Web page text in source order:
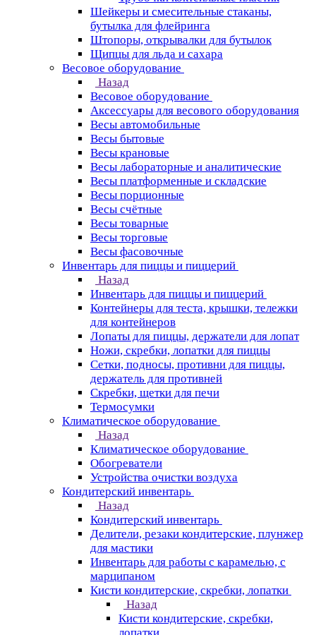
Шейкеры и смесительные стаканы,
бутылка для флейринга
Штопоры, открывалки для бутылок
Щипцы для льда и сахара
Весовое оборудование
Назад
Весовое оборудование
Аксессуары для весового оборудования
Весы автомобильные
Весы бытовые
Весы крановые
Весы лабораторные и аналитические
Весы платформенные и складские
Весы порционные
Весы счётные
Весы товарные
Весы торговые
Весы фасовочные
Инвентарь для пиццы и пиццерий
Назад
Инвентарь для пиццы и пиццерий
Контейнеры для теста, крышки, тележки
для контейнеров
Лопаты для пиццы, держатели для лопат
Ножи, скребки, лопатки для пиццы
Сетки, подносы, противни для пиццы,
держатель для противней
Скребки, щетки для печи
Термосумки
Климатическое оборудование
Назад
Климатическое оборудование
Обогреватели
Устройства очистки воздуха
Кондитерский инвентарь
Назад
Кондитерский инвентарь
Делители, резаки кондитерские, плунжер
для мастики
Инвентарь для работы с карамелью, с
марципаном
Кисти кондитерские, скребки, лопатки
Назад
Кисти кондитерские, скребки,